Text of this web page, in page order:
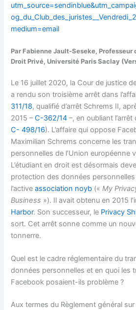
medium=email
Par Fabienne Jault-Seseke, Professeur
Droit Privé, Université Paris Saclay
Le 16 juillet 2020, la Cour de justice
a rendu son troisième arrêt dans
311/18, qualifié d’arrêt Schrems II,
2015 –C-362/14 –, en oubliant
C- 498/16). L’affaire qui oppose
Maximilian Schrems concerne les
personnelles de l’Union européenne
L’étudiant en droit est désormais
protection des données
l’activeassociation noyb («My
Business »). Il avait obtenu en 2015
Harbor. Son successeur, le Privacy
sort. Cet arrêt sonne comme un
tonnerre.
Quel est le cadre réglementaire du
données personnelles et en quoi les
Facebook posaient-ils problème ?
Aux termes du Règlement général